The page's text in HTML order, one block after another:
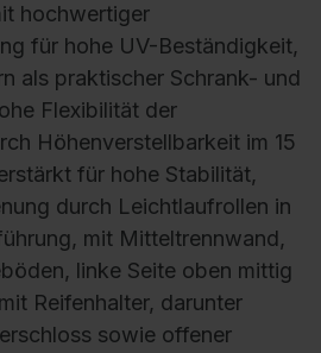
hochwertiger
für hohe UV-Beständigkeit,
als praktischer Schrank- und
Flexibilität der
Höhenverstellbarkeit im 15
für hohe Stabilität,
durch Leichtlaufrollen in
mit Mitteltrennwand,
linke Seite oben mittig
Reifenhalter, darunter
sowie offener